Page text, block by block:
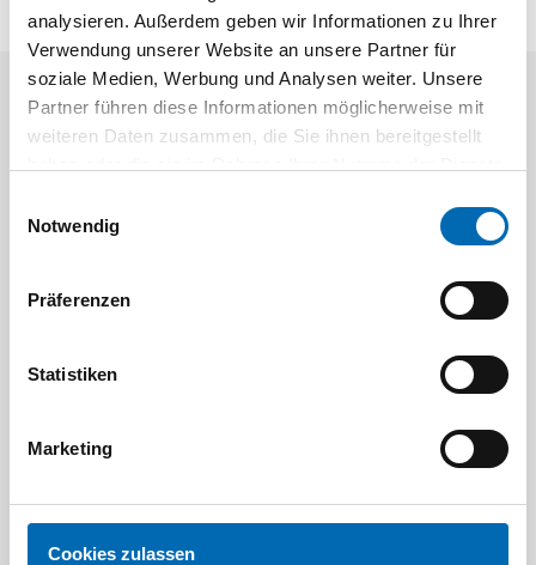
analysieren. Außerdem geben wir Informationen zu Ihrer
Verwendung unserer Website an unsere Partner für
soziale Medien, Werbung und Analysen weiter. Unsere
Partner führen diese Informationen möglicherweise mit
weiteren Daten zusammen, die Sie ihnen bereitgestellt
Notwendig
Präferenzen
Statistiken
Marketing
Cookies zulassen
Aktuelle Angebote
SELFCLEAN Filtersack SC FIS-CT Bit-
Artikel-Nr.